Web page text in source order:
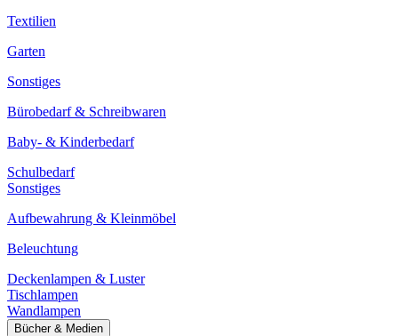
Textilien
Garten
Sonstiges
Bürobedarf & Schreibwaren
Baby- & Kinderbedarf
Schulbedarf
Sonstiges
Aufbewahrung & Kleinmöbel
Beleuchtung
Deckenlampen & Luster
Tischlampen
Wandlampen
Bücher & Medien